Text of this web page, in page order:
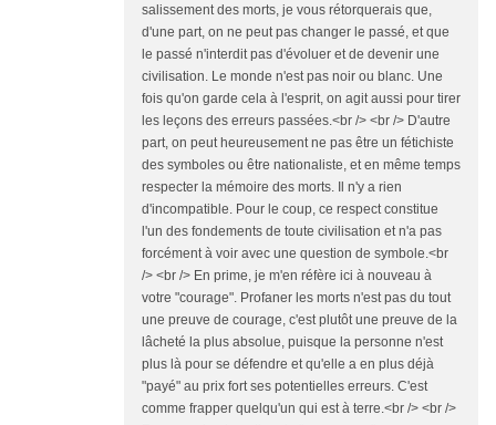
salissement des morts, je vous rétorquerais que,
d'une part, on ne peut pas changer le passé, et que
le passé n'interdit pas d'évoluer et de devenir une
civilisation. Le monde n'est pas noir ou blanc. Une
fois qu'on garde cela à l'esprit, on agit aussi pour tirer
les leçons des erreurs passées.<br /> <br /> D'autre
part, on peut heureusement ne pas être un fétichiste
des symboles ou être nationaliste, et en même temps
respecter la mémoire des morts. Il n'y a rien
d'incompatible. Pour le coup, ce respect constitue
l'un des fondements de toute civilisation et n'a pas
forcément à voir avec une question de symbole.<br
/> <br /> En prime, je m'en réfère ici à nouveau à
votre "courage". Profaner les morts n'est pas du tout
une preuve de courage, c'est plutôt une preuve de la
lâcheté la plus absolue, puisque la personne n'est
plus là pour se défendre et qu'elle a en plus déjà
"payé" au prix fort ses potentielles erreurs. C'est
comme frapper quelqu'un qui est à terre.<br /> <br />